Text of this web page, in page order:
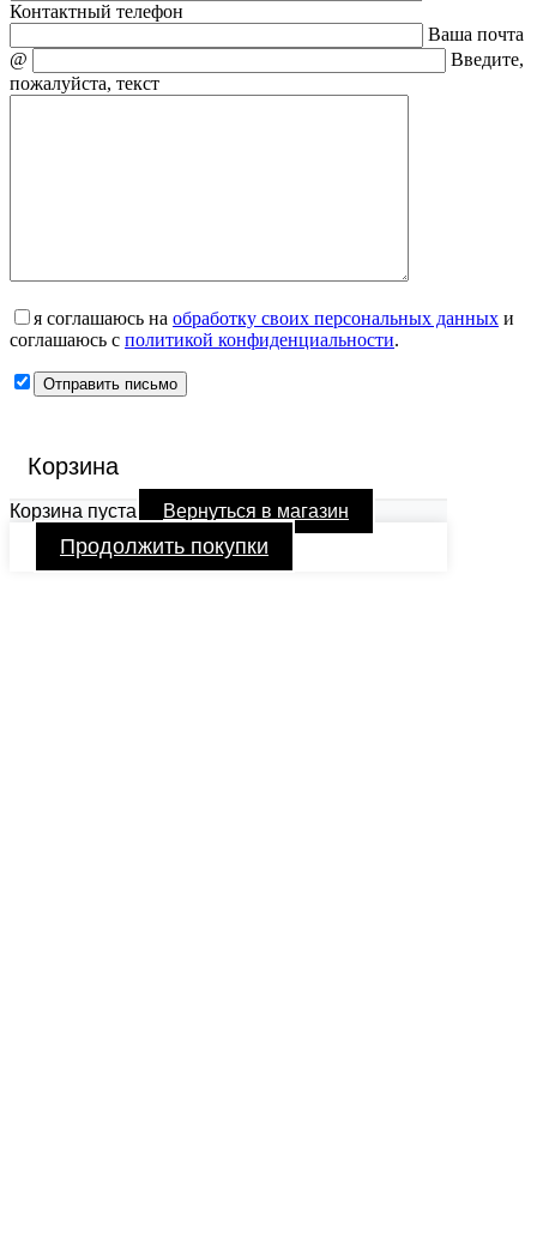
Контактный телефон
Ваша почта
@
Введите,
пожалуйста, текст
я соглашаюсь на обработку своих персональных данных и
соглашаюсь с политикой конфиденциальности.
Корзина
Корзина пуста Вернуться в магазин
Продолжить покупки